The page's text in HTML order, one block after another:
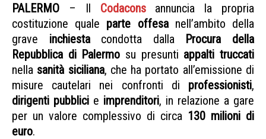
PALERMO – Il Codaconsannuncia la propria
costituzione quale parte offesanell’ambito della
grave inchiestacondotta dalla Procura della
Repubblica di Palermo su presunti appalti truccati
nella sanità siciliana, che ha portato all’emissione di
misure cautelari nei confronti di professionisti,
dirigenti pubblici e imprenditori, in relazione a gare
per un valore complessivo di circa 130 milioni di
euro.